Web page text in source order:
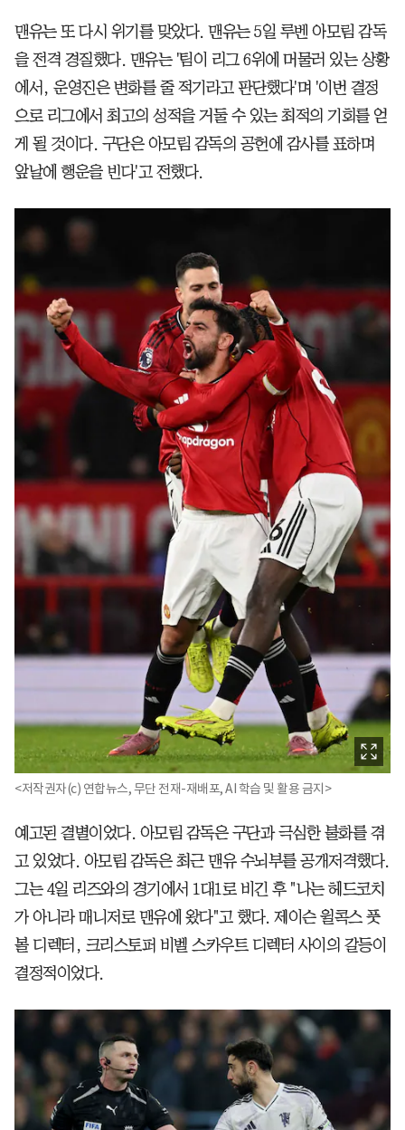
맨유는 또 다시 위기를 맞았다. 맨유는 5일 루벤 아모림 감독
을 전격 경질했다. 맨유는 '팀이 리그 6위에 머물러 있는 상황
에서, 운영진은 변화를 줄 적기라고 판단했다'며 '이번 결정
으로 리그에서 최고의 성적을 거둘 수 있는 최적의 기회를 얻
게 될 것이다. 구단은 아모림 감독의 공헌에 감사를 표하며
앞날에 행운을 빈다'고 전했다.
<저작권자(c) 연합뉴스, 무단 전재-재배포, AI 학습 및 활용 금지>
예고된 결별이었다. 아모림 감독은 구단과 극심한 불화를 겪
고 있었다. 아모림 감독은 최근 맨유 수뇌부를 공개저격했다.
그는 4일 리즈와의 경기에서 1대1로 비긴 후 "나는 헤드코치
가 아니라 매니저로 맨유에 왔다"고 했다. 제이슨 윌콕스 풋
볼 디렉터, 크리스토퍼 비벨 스카우트 디렉터 사이의 갈등이
결정적이었다.